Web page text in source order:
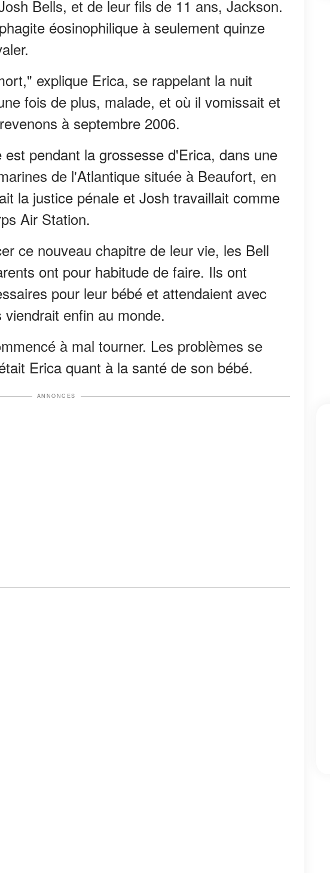
Bells, et de leur fils de 11 ans, Jackson.
éosinophilique à seulement quinze
explique Erica, se rappelant la nuit
fois de plus, malade, et où il vomissait et
à septembre 2006.
pendant la grossesse d'Erica, dans une
de l'Atlantique située à Beaufort, en
la justice pénale et Josh travaillait comme
Air Station.
ce nouveau chapitre de leur vie, les Bell
ont pour habitude de faire. Ils ont
pour leur bébé et attendaient avec
enfin au monde.
à mal tourner. Les problèmes se
Erica quant à la santé de son bébé.
ANNONCES